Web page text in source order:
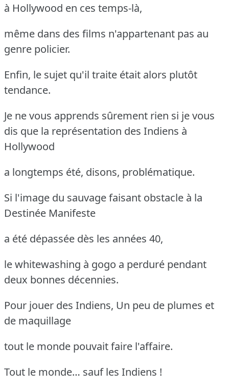
à Hollywood en ces temps-là,
même dans des films n'appartenant pas au
genre policier.
Enfin, le sujet qu'il traite était alors plutôt
tendance.
Je ne vous apprends sûrement rien si je vous
dis que la représentation des Indiens à
Hollywood
a longtemps été, disons, problématique.
Si l'image du sauvage faisant obstacle à la
Destinée Manifeste
a été dépassée dès les années 40,
le whitewashing à gogo a perduré pendant
deux bonnes décennies.
Pour jouer des Indiens, Un peu de plumes et
de maquillage
tout le monde pouvait faire l'affaire.
Tout le monde… sauf les Indiens !